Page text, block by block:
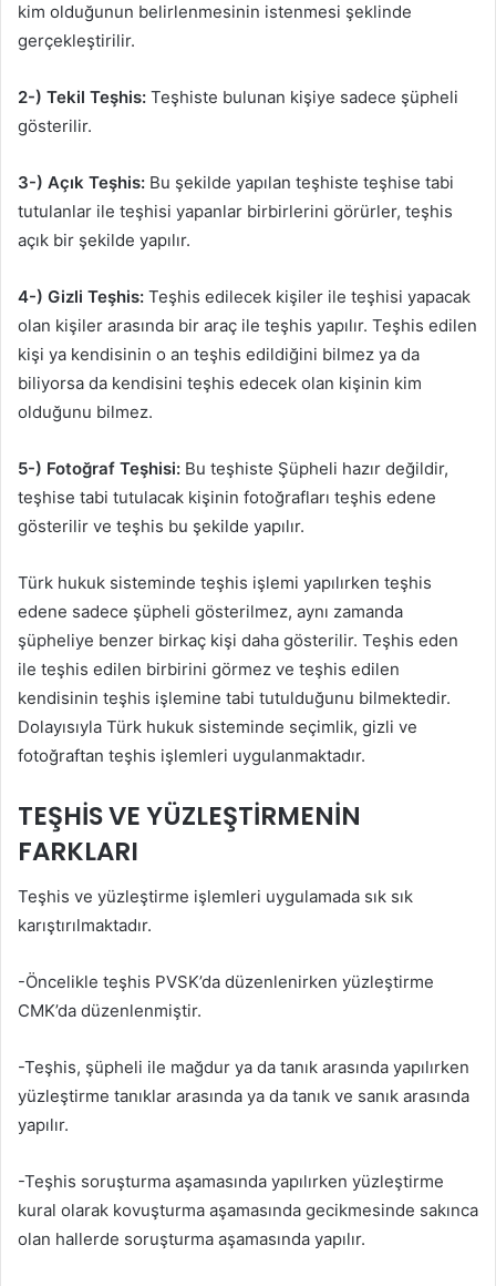
kim olduğunun belirlenmesinin istenmesi şeklinde
gerçekleştirilir.
2-) Tekil Teşhis: Teşhiste bulunan kişiye sadece şüpheli
gösterilir.
3-) Açık Teşhis: Bu şekilde yapılan teşhiste teşhise tabi
tutulanlar ile teşhisi yapanlar birbirlerini görürler, teşhis
açık bir şekilde yapılır.
4-) Gizli Teşhis: Teşhis edilecek kişiler ile teşhisi yapacak
olan kişiler arasında bir araç ile teşhis yapılır. Teşhis edilen
kişi ya kendisinin o an teşhis edildiğini bilmez ya da
biliyorsa da kendisini teşhis edecek olan kişinin kim
olduğunu bilmez.
5-) Fotoğraf Teşhisi: Bu teşhiste Şüpheli hazır değildir,
teşhise tabi tutulacak kişinin fotoğrafları teşhis edene
gösterilir ve teşhis bu şekilde yapılır.
Türk hukuk sisteminde teşhis işlemi yapılırken teşhis
edene sadece şüpheli gösterilmez, aynı zamanda
şüpheliye benzer birkaç kişi daha gösterilir. Teşhis eden
ile teşhis edilen birbirini görmez ve teşhis edilen
kendisinin teşhis işlemine tabi tutulduğunu bilmektedir.
Dolayısıyla Türk hukuk sisteminde seçimlik, gizli ve
fotoğraftan teşhis işlemleri uygulanmaktadır.
TEŞHİS VE YÜZLEŞTİRMENİN
FARKLARI
Teşhis ve yüzleştirme işlemleri uygulamada sık sık
karıştırılmaktadır.
-Öncelikle teşhis PVSK’da düzenlenirken yüzleştirme
CMK’da düzenlenmiştir.
-Teşhis, şüpheli ile mağdur ya da tanık arasında yapılırken
yüzleştirme tanıklar arasında ya da tanık ve sanık arasında
yapılır.
-Teşhis soruşturma aşamasında yapılırken yüzleştirme
kural olarak kovuşturma aşamasında gecikmesinde sakınca
olan hallerde soruşturma aşamasında yapılır.